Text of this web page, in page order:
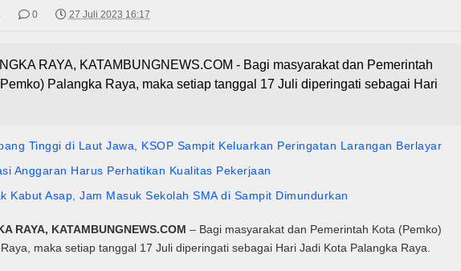
0 27 Juli 2023 16:17
RAYA, KATAMBUNGNEWS.COM - Bagi masyarakat dan Pemerintah
Palangka Raya, maka setiap tanggal 17 Juli diperingati sebagai Hari
Tinggi di Laut Jawa, KSOP Sampit Keluarkan Peringatan Larangan Berlayar
Anggaran Harus Perhatikan Kualitas Pekerjaan
Kabut Asap, Jam Masuk Sekolah SMA di Sampit Dimundurkan
RAYA, KATAMBUNGNEWS.COM – Bagi masyarakat dan Pemerintah Kota (Pemko)
maka setiap tanggal 17 Juli diperingati sebagai Hari Jadi Kota Palangka Raya.